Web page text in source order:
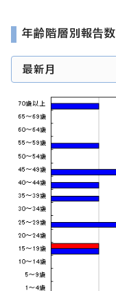
年齢階層別報告数
最新月